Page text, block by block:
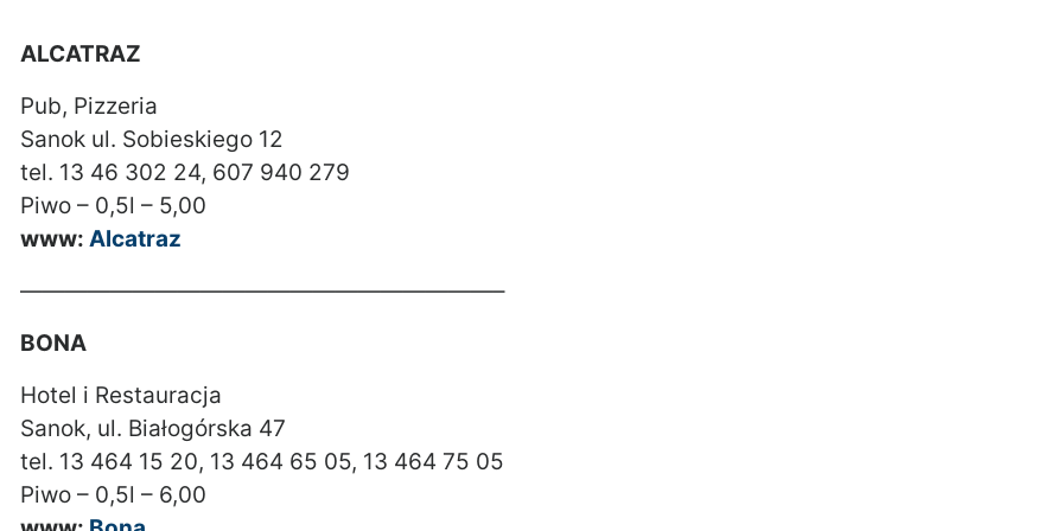
ALCATRAZ
Pub, Pizzeria
Sanok ul. Sobieskiego 12
tel. 13 46 302 24, 607 940 279
Piwo – 0,5l – 5,00
www: Alcatraz
—————————————————————–
BONA
Hotel i Restauracja
Sanok, ul. Białogórska 47
tel. 13 464 15 20, 13 464 65 05, 13 464 75 05
Piwo – 0,5l – 6,00